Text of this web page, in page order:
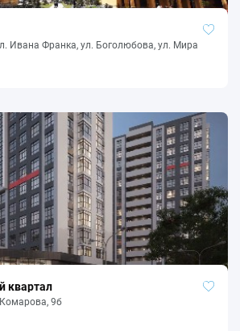
Ивана Франка, ул. Боголюбова, ул. Мира
квартал
9б